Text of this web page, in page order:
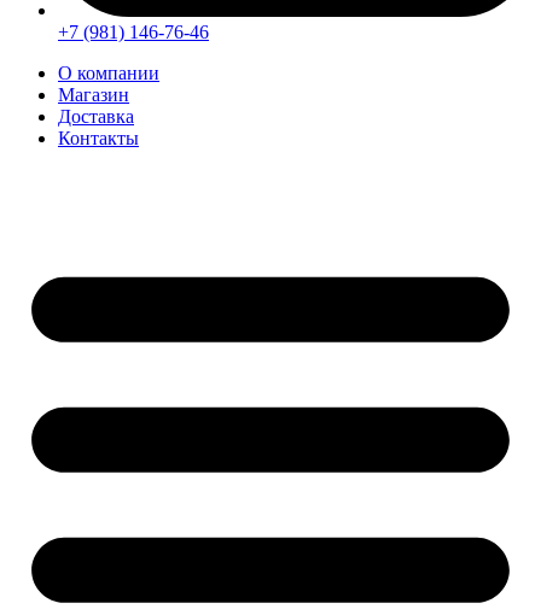
+7 (981) 146-76-46
О компании
Магазин
Доставка
Контакты